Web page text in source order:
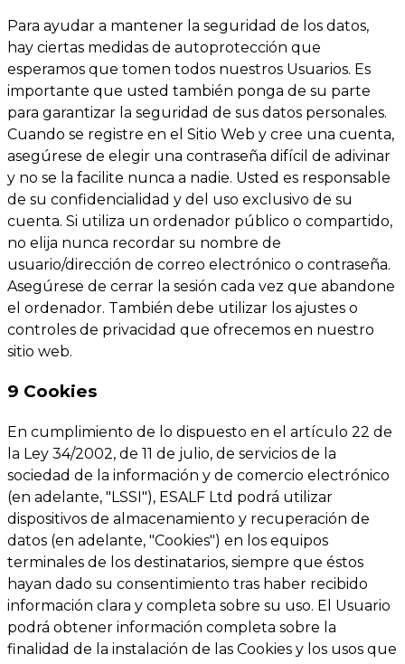
Para ayudar a mantener la seguridad de los datos,
hay ciertas medidas de autoprotección que
esperamos que tomen todos nuestros Usuarios. Es
importante que usted también ponga de su parte
para garantizar la seguridad de sus datos personales.
Cuando se registre en el Sitio Web y cree una cuenta,
asegúrese de elegir una contraseña difícil de adivinar
y no se la facilite nunca a nadie. Usted es responsable
de su confidencialidad y del uso exclusivo de su
cuenta. Si utiliza un ordenador público o compartido,
no elija nunca recordar su nombre de
usuario/dirección de correo electrónico o contraseña.
Asegúrese de cerrar la sesión cada vez que abandone
el ordenador. También debe utilizar los ajustes o
controles de privacidad que ofrecemos en nuestro
sitio web.
9 Cookies
En cumplimiento de lo dispuesto en el artículo 22 de
la Ley 34/2002, de 11 de julio, de servicios de la
sociedad de la información y de comercio electrónico
(en adelante, "LSSI"), ESALF Ltd podrá utilizar
dispositivos de almacenamiento y recuperación de
datos (en adelante, "Cookies") en los equipos
terminales de los destinatarios, siempre que éstos
hayan dado su consentimiento tras haber recibido
información clara y completa sobre su uso. El Usuario
podrá obtener información completa sobre la
finalidad de la instalación de las Cookies y los usos que